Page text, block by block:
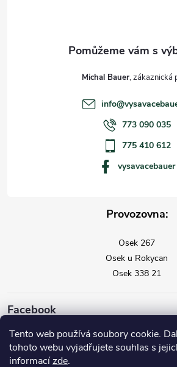
Tento web používá soubory cookie.
tohoto webu vyjadřujete souhlas s
informacízde.
Michal Bauer
info@
773 090 035
775 410 612
vysavacebauer
Provozovna:
Osek 267
Osek u Rokycan
Osek 338 21
Facebook